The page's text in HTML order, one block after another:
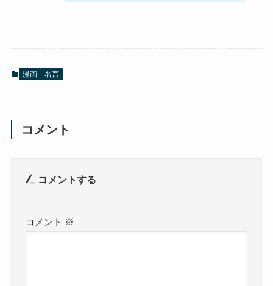
漫画 名言
コメント
コメントする
コメント ※